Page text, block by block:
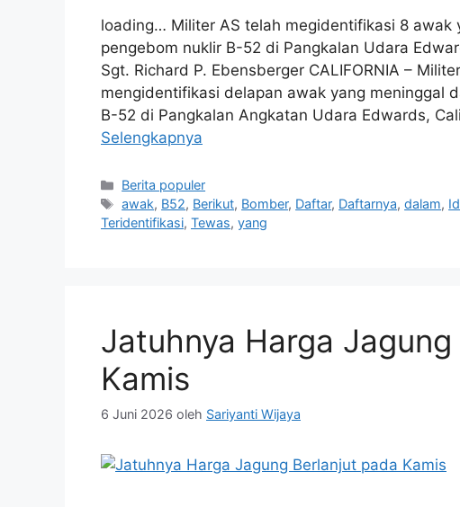
loading… Militer AS telah megidentifikasi 8
pengebom nuklir B-52 di Pangkalan Udara
Sgt. Richard P. Ebensberger CALIFORNIA –
mengidentifikasi delapan awak yang meninggal
B-52 di Pangkalan Angkatan Udara Edwards,
Selengkapnya
Kategori
Berita populer
Tag
awak, B52, Berikut, Bomber, Daftar, Daftarnya,dalam,
Teridentifikasi, Tewas, yang
Jatuhnya Harga
Kamis
6 Juni 2026 oleh Sariyanti Wijaya